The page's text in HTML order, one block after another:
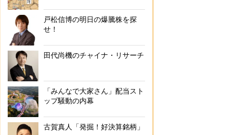
戸松信博の明日の爆騰株を探
せ！
田代尚機のチャイナ・リサーチ
「みんなで大家さん」配当スト
ップ騒動の内幕
古賀真人「発掘！好決算銘柄」